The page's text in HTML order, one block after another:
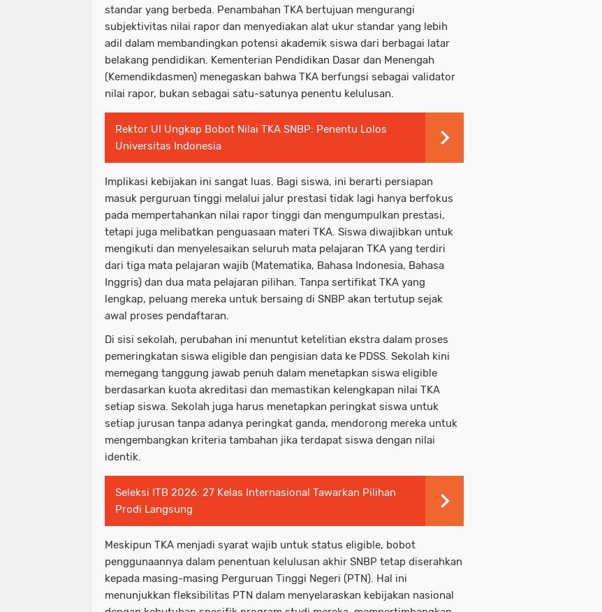
standar yang berbeda. Penambahan TKA bertujuan mengurangi
subjektivitas nilai rapor dan menyediakan alat ukur standar yang lebih
adil dalam membandingkan potensi akademik siswa dari berbagai latar
belakang pendidikan. Kementerian Pendidikan Dasar dan Menengah
(Kemendikdasmen) menegaskan bahwa TKA berfungsi sebagai validator
nilai rapor, bukan sebagai satu-satunya penentu kelulusan.
Rektor UI Ungkap Bobot Nilai TKA SNBP: Penentu Lolos
Universitas Indonesia
Implikasi kebijakan ini sangat luas. Bagi siswa, ini berarti persiapan
masuk perguruan tinggi melalui jalur prestasi tidak lagi hanya berfokus
pada mempertahankan nilai rapor tinggi dan mengumpulkan prestasi,
tetapi juga melibatkan penguasaan materi TKA. Siswa diwajibkan untuk
mengikuti dan menyelesaikan seluruh mata pelajaran TKA yang terdiri
dari tiga mata pelajaran wajib (Matematika, Bahasa Indonesia, Bahasa
Inggris) dan dua mata pelajaran pilihan. Tanpa sertifikat TKA yang
lengkap, peluang mereka untuk bersaing di SNBP akan tertutup sejak
awal proses pendaftaran.
Di sisi sekolah, perubahan ini menuntut ketelitian ekstra dalam proses
pemeringkatan siswa eligible dan pengisian data ke PDSS. Sekolah kini
memegang tanggung jawab penuh dalam menetapkan siswa eligible
berdasarkan kuota akreditasi dan memastikan kelengkapan nilai TKA
setiap siswa. Sekolah juga harus menetapkan peringkat siswa untuk
setiap jurusan tanpa adanya peringkat ganda, mendorong mereka untuk
mengembangkan kriteria tambahan jika terdapat siswa dengan nilai
identik.
Seleksi ITB 2026: 27 Kelas Internasional Tawarkan Pilihan
Prodi Langsung
Meskipun TKA menjadi syarat wajib untuk status eligible, bobot
penggunaannya dalam penentuan kelulusan akhir SNBP tetap diserahkan
kepada masing-masing Perguruan Tinggi Negeri (PTN). Hal ini
menunjukkan fleksibilitas PTN dalam menyelaraskan kebijakan nasional